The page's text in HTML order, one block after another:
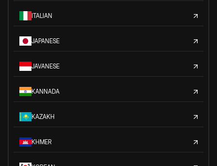
ITALIAN
JAPANESE
JAVANESE
KANNADA
KAZAKH
KHMER